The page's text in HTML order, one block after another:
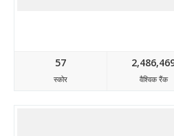
57
स्कोर वैश्विक रैंक